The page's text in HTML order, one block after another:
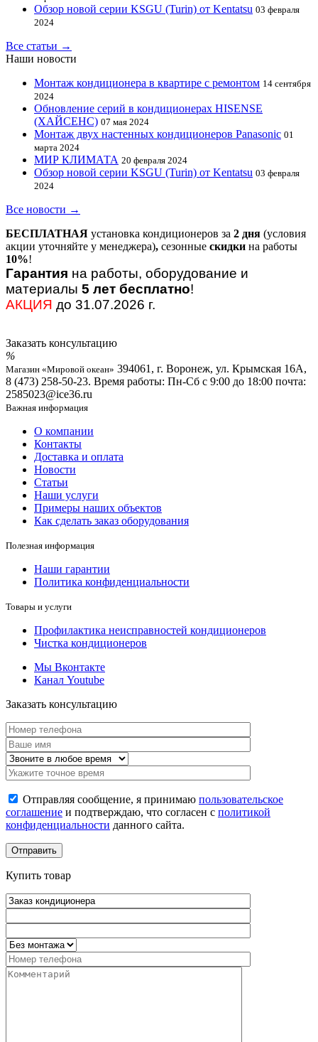
Обзор новой серии KSGU (Turin) от Kentatsu 03 февраля
2024
Все статьи →
Наши новости
Монтаж кондиционера в квартире с ремонтом 14 сентября
2024
Обновление серий в кондиционерах HISENSE
(ХАЙСЕНС) 07 мая 2024
Монтаж двух настенных кондиционеров Panasonic 01
марта 2024
МИР КЛИМАТА 20 февраля 2024
Обзор новой серии KSGU (Turin) от Kentatsu 03 февраля
2024
Все новости →
БЕСПЛАТНАЯ установка кондиционеров за 2 дня (условия
акции уточняйте у менеджера), сезонные скидки на работы
10%!
Гарантия на работы, оборудование и
материалы 5 лет бесплатно!
АКЦИЯ до 31.07.2026 г.
Заказать консультацию
Магазин «Мировой океан» 394061, г. Воронеж, ул. Крымская 16А,
8 (473) 258-50-23. Время работы: Пн-Сб с 9:00 до 18:00 почта:
2585023@ice36.ru
Важная информация
О компании
Контакты
Доставка и оплата
Новости
Статьи
Наши услуги
Примеры наших объектов
Как сделать заказ оборудования
Полезная информация
Наши гарантии
Политика конфиденциальности
Товары и услуги
Профилактика неисправностей кондиционеров
Чистка кондиционеров
Мы Вконтакте
Канал Youtube
Заказать консультацию
Отправляя сообщение, я принимаю пользовательское
соглашение и подтверждаю, что согласен с политикой
конфиденциальности данного сайта.
Купить товар